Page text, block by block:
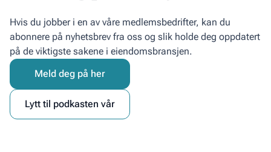
Hvis du jobber i en av våre medlemsbedrifter, kan du
abonnere på nyhetsbrev fra oss og slik holde deg oppdatert
på de viktigste sakene i eiendomsbransjen.
Meld deg på her
Lytt til podkasten vår